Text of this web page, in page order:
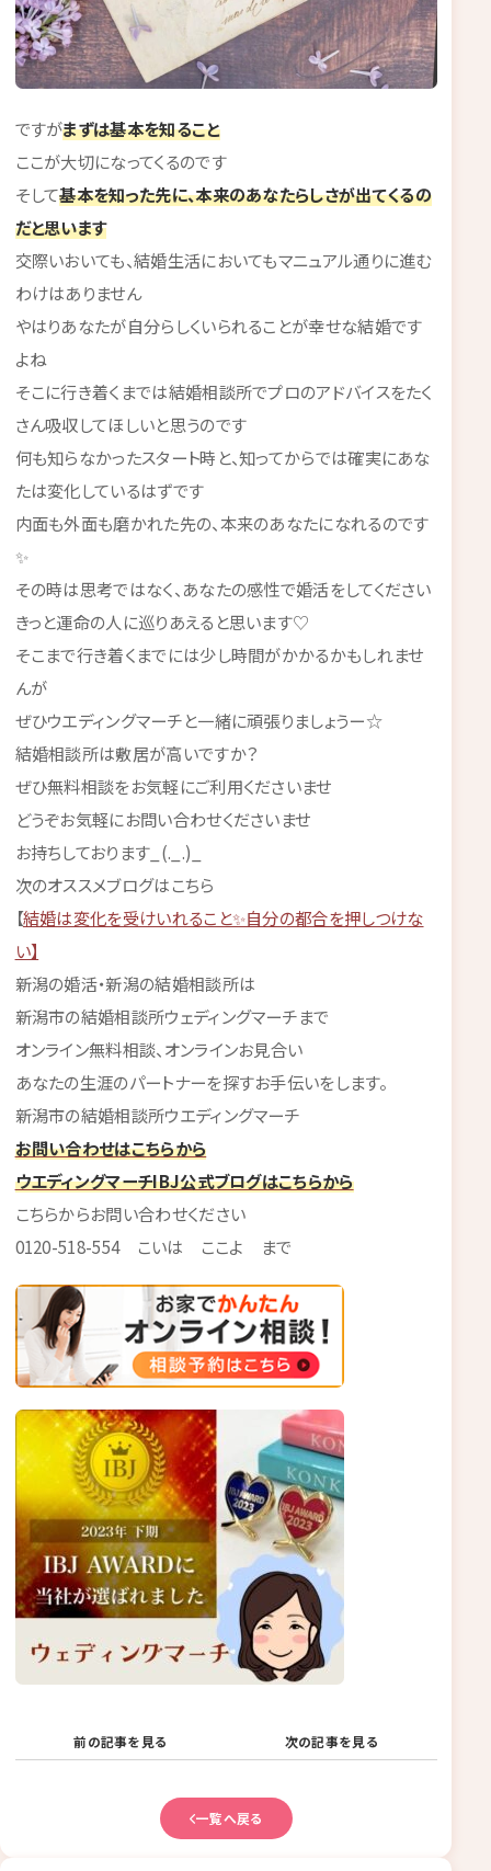
ですがまずは基本を知ること
ここが大切になってくるのです
そして基本を知った先に、本来のあなたらしさが出てくるの
だと思います
交際いおいても、結婚生活においてもマニュアル通りに進む
わけはありません
やはりあなたが自分らしくいられることが幸せな結婚です
よね
そこに行き着くまでは結婚相談所でプロのアドバイスをたく
さん吸収してほしいと思うのです
何も知らなかったスタート時と、知ってからでは確実にあな
たは変化しているはずです
内面も外面も磨かれた先の、本来のあなたになれるのです
✨
その時は思考ではなく、あなたの感性で婚活をしてください
きっと運命の人に巡りあえると思います♡
そこまで行き着くまでには少し時間がかかるかもしれませ
んが
ぜひウエディングマーチと一緒に頑張りましょうー☆
結婚相談所は敷居が高いですか？
ぜひ無料相談をお気軽にご利用くださいませ
どうぞお気軽にお問い合わせくださいませ
お持ちしております_(._.)_
次のオススメブログはこちら
【結婚は変化を受けいれること✨自分の都合を押しつけな
い】
新潟の婚活・新潟の結婚相談所は
新潟市の結婚相談所ウェディングマーチまで
オンライン無料相談、オンラインお見合い
あなたの生涯のパートナーを探すお手伝いをします。
新潟市の結婚相談所ウエディングマーチ
お問い合わせはこちらから
ウエディングマーチIBJ公式ブログはこちらから
こちらからお問い合わせください
0120-518-554 こいは ここよ まで
前の記事を見る 次の記事を見る
一覧へ戻る